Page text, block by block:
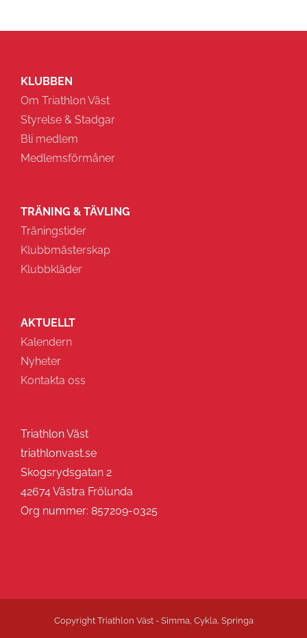
KLUBBEN
Om Triathlon Väst
Styrelse & Stadgar
Bli medlem
Medlemsförmåner
TRÄNING & TÄVLING
Träningstider
Klubbmästerskap
Klubbkläder
AKTUELLT
Kalendern
Nyheter
Kontakta oss
Triathlon Väst
triathlonvast.se
Skogsrydsgatan 2
42674 Västra Frölunda
Org nummer: 857209-0325
Copyright Triathlon Väst - Simma, Cykla, Springa